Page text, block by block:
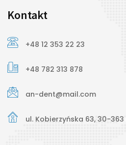
Kontakt
+48 12 353 22 23
+48 782 313 878
an-dent@mail.com
ul. Kobierzyńska 63, 30-